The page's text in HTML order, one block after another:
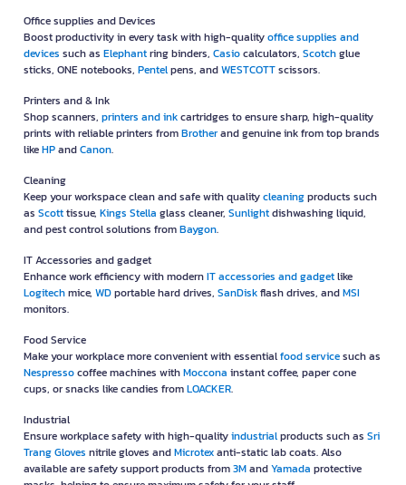
Office supplies and Devices
Boost productivity in every task with high-qualityoffice supplies and
devices such as Elephantring binders, Casiocalculators, Scotchglue
sticks, ONE notebooks, Pentelpens, andWESTCOTTscissors.
Printers and & Ink
Shop scanners, printers and inkcartridges to ensure sharp, high-quality
prints with reliable printers fromBrotherand genuine ink from top brands
likeHPandCanon.
Cleaning
Keep your workspace clean and safe with qualitycleaningproducts such
as Scotttissue, Kings Stella glass cleaner, Sunlightdishwashing liquid,
and pest control solutions fromBaygon.
IT Accessories and gadget
Enhance work efficiency with modernIT accessories and gadgetlike
Logitechmice, WDportable hard drives, SanDiskflash drives, andMSI
monitors.
Food Service
Make your workplace more convenient with essentialfood servicesuch as
Nespressocoffee machines withMoccona instant coffee, paper cone
cups, or snacks like candies fromLOACKER.
Industrial
Ensure workplace safety with high-qualityindustrialproducts such as Sri
Trang Gloves nitrile gloves andMicrotexanti-static lab coats. Also
available are safety support products from3MandYamada protective